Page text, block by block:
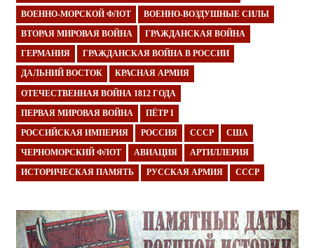
ВОЕННО-МОРСКОЙ ФЛОТ ВОЕННО-ВОЗДУШНЫЕ СИЛЫ
ВТОРАЯ МИРОВАЯ ВОЙНА ГРАЖДАНСКАЯ ВОЙНА
ГЕРМАНИЯ ГРАЖДАНСКАЯ ВОЙНА В РОССИИ
ДАЛЬНИЙ ВОСТОК КРАСНАЯ АРМИЯ
ОТЕЧЕСТВЕННАЯ ВОЙНА 1812 ГОДА
ПЕРВАЯ МИРОВАЯ ВОЙНА ПЁТР I
РОССИЙСКАЯ ИМПЕРИЯ РОССИЯ СССР США
ЧЕРНОМОРСКИЙ ФЛОТ АВИАЦИЯ АРТИЛЛЕРИЯ
ИСТОРИЧЕСКАЯ ПАМЯТЬ РУССКАЯ АРМИЯ СССР